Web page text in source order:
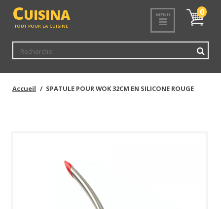
CUISINA
TOUT POUR LA CUISINE
MENU
Mon
panier
0
Accueil SPATULE POUR WOK 32CM EN SILICONE ROUGE